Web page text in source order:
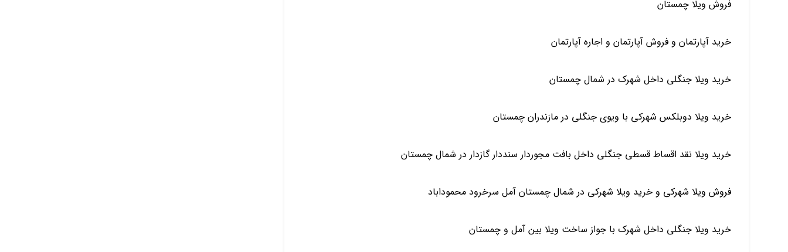
فروش ویلا چمستان
خرید آپارتمان و فروش آپارتمان و اجاره آپارتمان
خرید ویلا جنگلی داخل شهرک در شمال چمستان
خرید ویلا دوبلکس شهرکی با ویوی جنگلی در مازندران چمستان
خرید ویلا نقد اقساط قسطی جنگلی داخل بافت مجوردار سنددار گازدار در شمال چمستان
فروش ویلا شهرکی و خرید ویلا شهرکی در شمال چمستان آمل سرخرود محموداباد
خرید ویلا جنگلی داخل شهرک با جواز ساخت ویلا بین آمل و چمستان